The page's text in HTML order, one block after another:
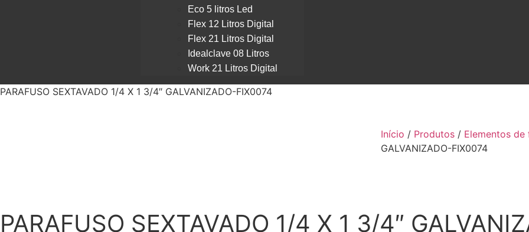
Eco 5 litros Led
Flex 12 Litros Digital
Flex 21 Litros Digital
Idealclave 08 Litros
Work 21 Litros Digital
PARAFUSO SEXTAVADO 1/4 X 1 3/4″ GALVANIZADO-FIX0074
Início / Produtos / Elementos de
GALVANIZADO-FIX0074
PARAFUSO SEXTAVADO 1/4 X 1 3/4″